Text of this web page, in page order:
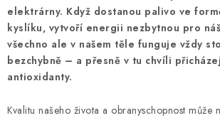
Proč nakupovat u nás Doprava a platba
Velkoobchod
Časté dotazy
Obchodní
Vrácení zboží a reklamace
elektrárny. Když dostanou palivo ve
kyslíku, vytvoří energii nezbytnou pro
všechno ale v našem těle funguje vždy
bezchybně – a přesně v tu chvíli
antioxidanty.
Kvalitu našeho života a obranyschopnost může